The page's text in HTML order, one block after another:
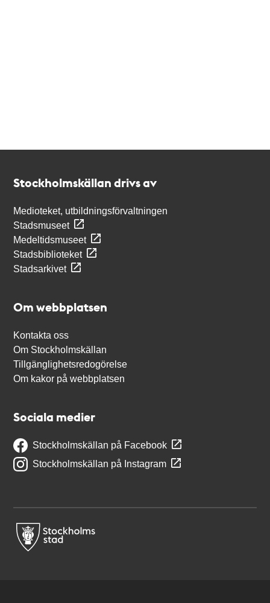
Stockholmskällan drivs av
Medioteket, utbildningsförvaltningen
Stadsmuseet
Medeltidsmuseet
Stadsbiblioteket
Stadsarkivet
Om webbplatsen
Kontakta oss
Om Stockholmskällan
Tillgänglighetsredogörelse
Om kakor på webbplatsen
Sociala medier
Stockholmskällan på Facebook
Stockholmskällan på Instagram